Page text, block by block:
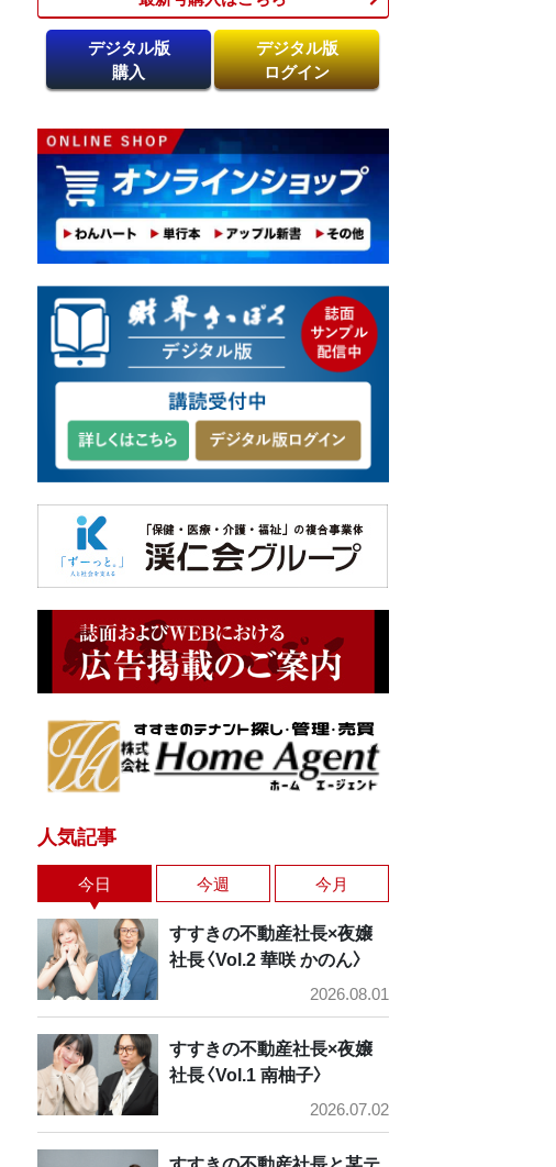
デジタル版
購入
デジタル版
ログイン
人気記事
今日 今週 今月
すすきの不動産社長×夜嬢
社長〈Vol.2 華咲 かのん〉
2026.08.01
すすきの不動産社長×夜嬢
社長〈Vol.1 南柚子〉
2026.07.02